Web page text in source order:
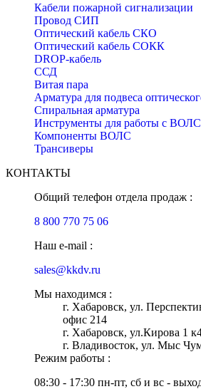
Кабели пожарной сигнализации
Провод СИП
Оптический кабель СКО
Оптический кабель СОКК
DROP-кабель
ССД
Витая пара
Арматура для подвеса
Спиральная арматура
Инструменты для работы с ВОЛС
Компоненты ВОЛС
Трансиверы
КОНТАКТЫ
Общий телефон отдела продаж :
8 800 770 75 06
Наш e-mail :
sales@kkdv.ru
Мы находимся :
г. Хабаровск, ул.
офис 214
г. Хабаровск, ул.Кирова 1
г. Владивосток, ул. Мыс
Режим работы :
08:30 - 17:30 пн-пт, сб и вс -